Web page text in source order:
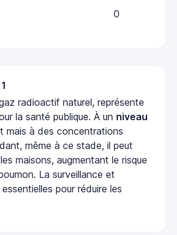
0
radioactif naturel, représente
la santé publique. À un niveau
mais à des concentrations
même à ce stade, il peut
maisons, augmentant le risque
La surveillance et
pour réduire les